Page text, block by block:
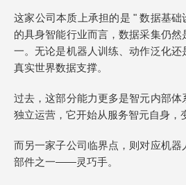
这家公司本质上承担的是 " 数据基础
的具身智能行业而言，数据采集仍然
一。无论是机器人训练、动作泛化
真实世界数据支撑。
过去，这部分能力更多是智元内部
独立运营，它开始从服务智元自身，
而另一家子公司临界点，则对应机器
部件之一——灵巧手。